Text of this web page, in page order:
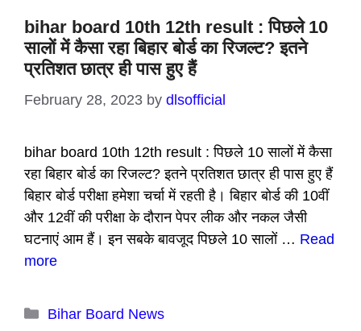
bihar board 10th 12th result : पिछले 10
सालों में कैसा रहा बिहार बोर्ड का रिजल्ट? इतने
प्रतिशत छात्र ही पास हुए हैं
February 28, 2023 by dlsofficial
bihar board 10th 12th result : पिछले 10 सालों में कैसा
रहा बिहार बोर्ड का रिजल्ट? इतने प्रतिशत छात्र ही पास हुए हैं
बिहार बोर्ड परीक्षा हमेशा चर्चा में रहती है। बिहार बोर्ड की 10वीं
और 12वीं की परीक्षा के दौरान पेपर लीक और नकल जैसी
घटनाएं आम हैं। इन सबके बावजूद पिछले 10 सालों … Read
more
Categories
Bihar Board News